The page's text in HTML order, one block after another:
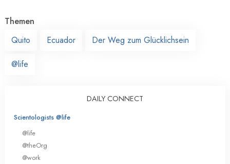
Themen
Quito
Ecuador Der Weg zum Glücklichsein
@life
DAILY CONNECT
Scientologists @life
@life
@theOrg
@work